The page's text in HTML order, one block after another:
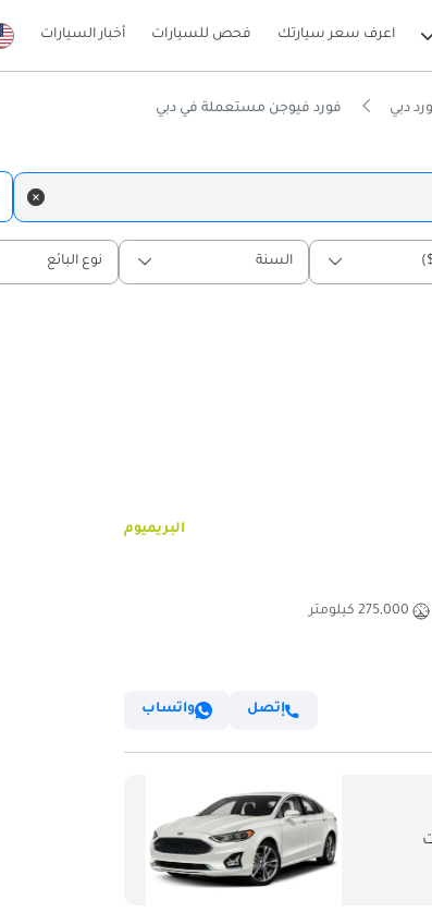
اعرف سعر سيارتك فحص للسيارات أخبار السيارات
دبي فورد فيوجن مستعملة في دبي
السنة نوع البائع
البريميوم
275,000 كيلومتر
إتصل واتساب